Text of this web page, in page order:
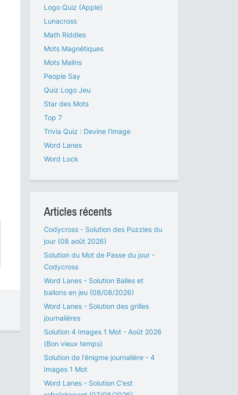
Logo Quiz (Apple)
Lunacross
Math Riddles
Mots Magnétiques
Mots Malins
People Say
Quiz Logo Jeu
Star des Mots
Top 7
Trivia Quiz : Devine l'image
Word Lanes
Word Lock
Articles récents
Codycross - Solution des Puzzles du
jour (08 août 2026)
Solution du Mot de Passe du jour -
Codycross
Word Lanes - Solution Balles et
ballons en jeu (08/08/2026)
Word Lanes - Solution des grilles
journalières
Solution 4 Images 1 Mot - Août 2026
(Bon vieux temps)
Solution de l'énigme journalière - 4
Images 1 Mot
Word Lanes - Solution C'est